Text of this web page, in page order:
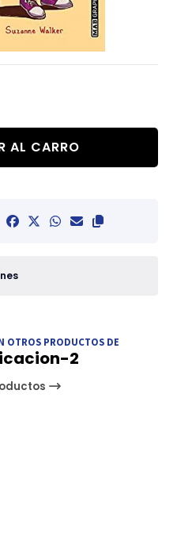
AL CARRO
OTROS PRODUCTOS DE
2